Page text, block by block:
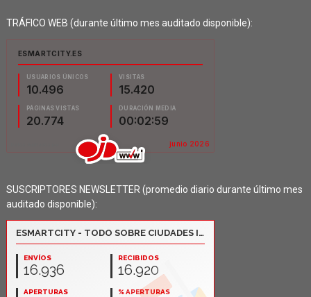
TRÁFICO WEB (durante último mes auditado disponible):
SUSCRIPTORES NEWSLETTER (promedio diario durante último mes
auditado disponible):